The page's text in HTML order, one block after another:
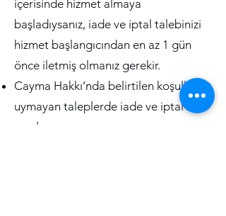
içerisinde hizmet almaya
başladıysanız, iade ve iptal talebinizi
hizmet başlangıcından en az 1 gün
önce iletmiş olmanız gerekir.
Cayma Hakkı’nda belirtilen koşullara
uymayan taleplerde iade ve iptal
yapılmaz.